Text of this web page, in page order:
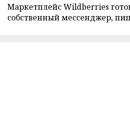
Маркетплейс Wildberries
собственный мессенджер,